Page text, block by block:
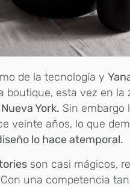
de la tecnología y
boutique, esta vez en la
Nueva York. Sin embargo
veinte años, lo que
lo hace atemporal.
son casi mágicos,
una competencia